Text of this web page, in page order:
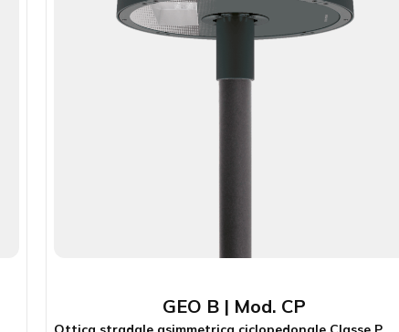
GEO B | Mod. CP